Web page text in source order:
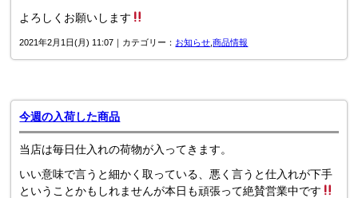
よろしくお願いします
2021年2月1日(月) 11:07｜カテゴリー： お知らせ ,商品情報
今週の入荷した商品
当店は毎日仕入れの荷物が入ってきます。
いい意味で言うと細かく取っている、悪く言うと仕入れが下手
ということかもしれませんが本日も頑張って絶賛営業中です